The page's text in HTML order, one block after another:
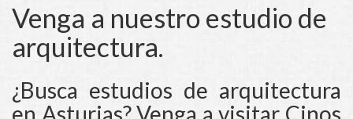
Venga a nuestro estudio de
arquitectura.
¿Busca estudios de arquitectura
en Asturias? Venga a visitar Cinos